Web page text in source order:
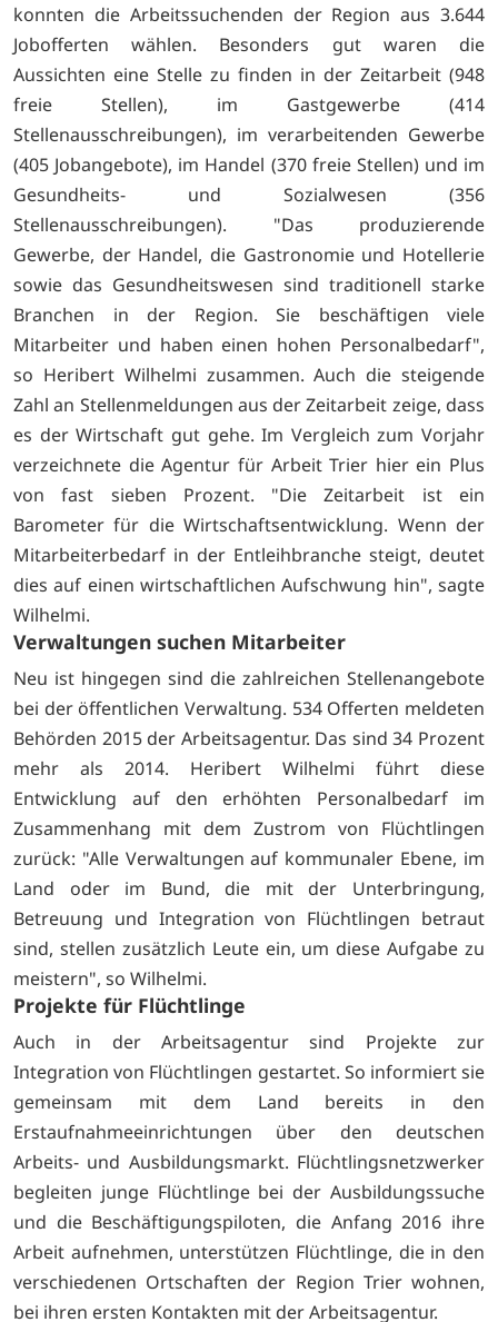
konnten die Arbeitssuchenden der Region aus 3.644
Jobofferten wählen. Besonders gut waren die
Aussichten eine Stelle zu finden in der Zeitarbeit (948
freie Stellen), im Gastgewerbe (414
Stellenausschreibungen), im verarbeitenden Gewerbe
(405 Jobangebote), im Handel (370 freie Stellen) und im
Gesundheits- und Sozialwesen (356
Stellenausschreibungen). "Das produzierende
Gewerbe, der Handel, die Gastronomie und Hotellerie
sowie das Gesundheitswesen sind traditionell starke
Branchen in der Region. Sie beschäftigen viele
Mitarbeiter und haben einen hohen Personalbedarf",
so Heribert Wilhelmi zusammen. Auch die steigende
Zahl an Stellenmeldungen aus der Zeitarbeit zeige, dass
es der Wirtschaft gut gehe. Im Vergleich zum Vorjahr
verzeichnete die Agentur für Arbeit Trier hier ein Plus
von fast sieben Prozent. "Die Zeitarbeit ist ein
Barometer für die Wirtschaftsentwicklung. Wenn der
Mitarbeiterbedarf in der Entleihbranche steigt, deutet
dies auf einen wirtschaftlichen Aufschwung hin", sagte
Wilhelmi.
Verwaltungen suchen Mitarbeiter
Neu ist hingegen sind die zahlreichen Stellenangebote
bei der öffentlichen Verwaltung. 534 Offerten meldeten
Behörden 2015 der Arbeitsagentur. Das sind 34 Prozent
mehr als 2014. Heribert Wilhelmi führt diese
Entwicklung auf den erhöhten Personalbedarf im
Zusammenhang mit dem Zustrom von Flüchtlingen
zurück: "Alle Verwaltungen auf kommunaler Ebene, im
Land oder im Bund, die mit der Unterbringung,
Betreuung und Integration von Flüchtlingen betraut
sind, stellen zusätzlich Leute ein, um diese Aufgabe zu
meistern", so Wilhelmi.
Projekte für Flüchtlinge
Auch in der Arbeitsagentur sind Projekte zur
Integration von Flüchtlingen gestartet. So informiert sie
gemeinsam mit dem Land bereits in den
Erstaufnahmeeinrichtungen über den deutschen
Arbeits- und Ausbildungsmarkt. Flüchtlingsnetzwerker
begleiten junge Flüchtlinge bei der Ausbildungssuche
und die Beschäftigungspiloten, die Anfang 2016 ihre
Arbeit aufnehmen, unterstützen Flüchtlinge, die in den
verschiedenen Ortschaften der Region Trier wohnen,
bei ihren ersten Kontakten mit der Arbeitsagentur.